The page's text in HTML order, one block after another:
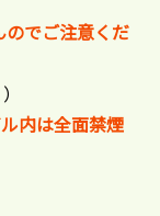
のでご注意くだ
ル内は全面禁煙